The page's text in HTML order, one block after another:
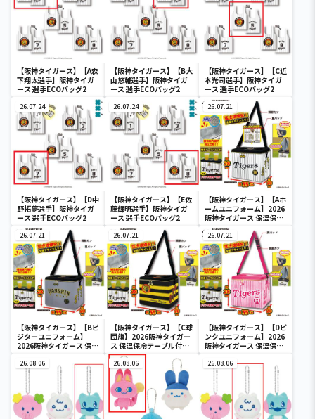
【阪神タイガース】【A森
下翔太選手】阪神タイガ
ース 選手ECOバッグ2
【阪神タイガース】【B大
山悠輔選手】阪神タイガ
ース 選手ECOバッグ2
【阪神タイガース】【C近
本光司選手】阪神タイガ
ース 選手ECOバッグ2
26.07.24
【阪神タイガース】【D中
野拓夢選手】阪神タイガ
ース 選手ECOバッグ2
26.07.24
【阪神タイガース】【E佐
藤輝明選手】阪神タイガ
ース 選手ECOバッグ2
26.07.21
【阪神タイガース】【Aホ
ームユニフォーム】2026
阪神タイガース 保温保冷
テーブル付ショルダーバ
ッグ
26.07.21
【阪神タイガース】【Bビ
ジターユニフォーム】
2026阪神タイガース 保温
ーバッグ
26.07.21
【阪神タイガース】【C球
団旗】2026阪神タイガー
ス 保温保冷テーブル付シ
ョルダーバッグ
26.07.21
【阪神タイガース】【Dピ
ンクユニフォーム】2026
阪神タイガース 保温保冷
ッグ
26.08.06 26.08.06 26.08.06